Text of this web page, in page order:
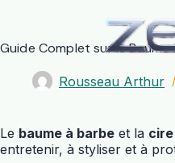
Guide Complet sur le
Rousseau Arthur
Le baume à barbe et la
entretenir, à styliser et à